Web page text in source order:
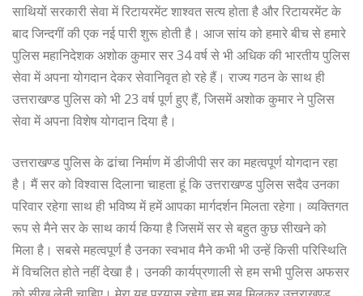
साथियों सरकारी सेवा में रिटायरमेंट शाश्वत सत्य होता है और रिटायरमेंट के
बाद जिन्दगीं की एक नई पारी शुरू होती है। आज सांय को हमारे बीच से हमारे
पुलिस महानिदेशक अशोक कुमार सर 34 वर्ष से भी अधिक की भारतीय पुलिस
सेवा में अपना योगदान देकर सेवानिवृत हो रहे हैं। राज्य गठन के साथ ही
उत्तराखण्ड पुलिस को भी 23 वर्ष पूर्ण हुए हैं, जिसमें अशोक कुमार ने पुलिस
सेवा में अपना विशेष योगदान दिया है।
उत्तराखण्ड पुलिस के ढांचा निर्माण में डीजीपी सर का महत्वपूर्ण योगदान रहा
है। मैं सर को विश्वास दिलाना चाहता हूं कि उत्तराखण्ड पुलिस सदैव उनका
परिवार रहेगा साथ ही भविष्य में हमें आपका मार्गदर्शन मिलता रहेगा। व्यक्तिगत
रूप से मैने सर के साथ कार्य किया है जिसमें सर से बहुत कुछ सीखने को
मिला है। सबसे महत्वपूर्ण है उनका स्वभाव मैने कभी भी उन्हें किसी परिस्थिति
में विचलित होते नहीं देखा है। उनकी कार्यप्रणाली से हम सभी पुलिस अफसर